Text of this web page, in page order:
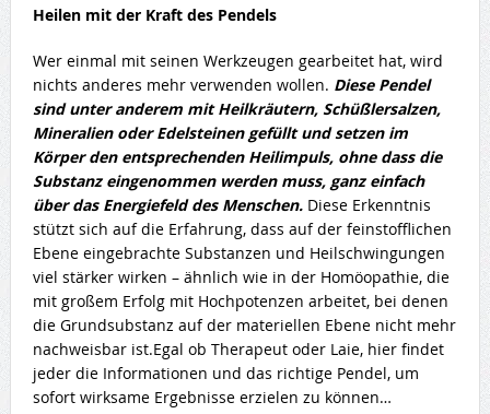
Heilen mit der Kraft des Pendels
Wer einmal mit seinen Werkzeugen gearbeitet hat, wird
nichts anderes mehr verwenden wollen. Diese Pendel
sind unter anderem mit Heilkräutern, Schüßlersalzen,
Mineralien oder Edelsteinen gefüllt und setzen im
Körper den entsprechenden Heilimpuls, ohne dass die
Substanz eingenommen werden muss, ganz einfach
über das Energiefeld des Menschen. Diese Erkenntnis
stützt sich auf die Erfahrung, dass auf der feinstofflichen
Ebene eingebrachte Substanzen und Heilschwingungen
viel stärker wirken – ähnlich wie in der Homöopathie, die
mit großem Erfolg mit Hochpotenzen arbeitet, bei denen
die Grundsubstanz auf der materiellen Ebene nicht mehr
nachweisbar ist.Egal ob Therapeut oder Laie, hier findet
jeder die Informationen und das richtige Pendel, um
sofort wirksame Ergebnisse erzielen zu können…